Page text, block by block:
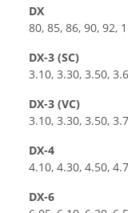
DX
80, 85, 86, 90, 92,
DX-3 (SC)
3.10, 3.30, 3.50,
DX-3 (VC)
3.10, 3.30, 3.50,
DX-4
4.10, 4.30, 4.50,
DX-6